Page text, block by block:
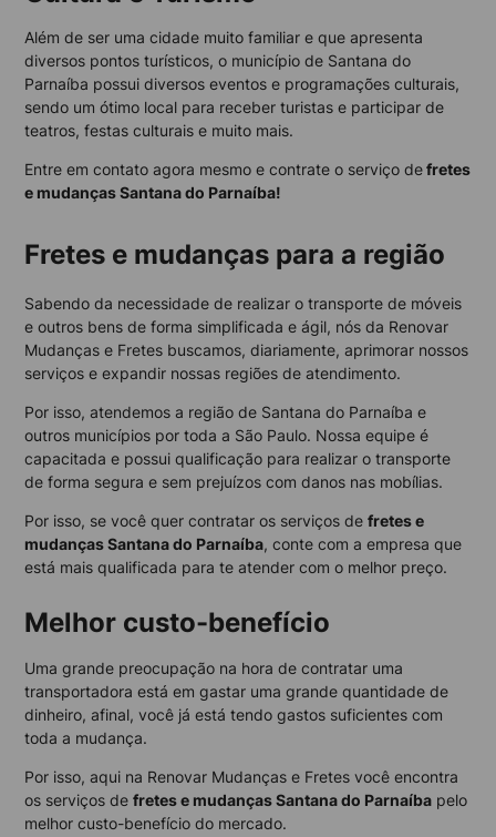
Além de ser uma cidade muito familiar e que apresenta
diversos pontos turísticos, o município de Santana do
Parnaíba possui diversos eventos e programações culturais,
sendo um ótimo local para receber turistas e participar de
teatros, festas culturais e muito mais.
Entre em contato agora mesmo e contrate o serviço defretes
e mudanças Santana do Parnaíba!
Fretes e mudanças para a região
Sabendo da necessidade de realizar o transporte de móveis
e outros bens de forma simplificada e ágil, nós da Renovar
Mudanças e Fretes buscamos, diariamente, aprimorar nossos
serviços e expandir nossas regiões de atendimento.
Por isso, atendemos a região de Santana do Parnaíba e
outros municípios por toda a São Paulo. Nossa equipe é
capacitada e possui qualificação para realizar o transporte
de forma segura e sem prejuízos com danos nas mobílias.
Por isso, se você quer contratar os serviços defretes e
mudanças Santana do Parnaíba, conte com a empresa que
está mais qualificada para te atender com o melhor preço.
Melhor custo-benefício
Uma grande preocupação na hora de contratar uma
transportadora está em gastar uma grande quantidade de
dinheiro, afinal, você já está tendo gastos suficientes com
toda a mudança.
Por isso, aqui na Renovar Mudanças e Fretes você encontra
os serviços defretes e mudanças Santana do Parnaíba pelo
melhor custo-benefício do mercado.